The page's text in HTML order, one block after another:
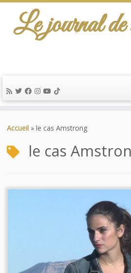
au
Le journal
Accueil » le cas Amstrong
le cas